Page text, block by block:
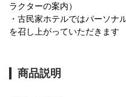
ラクターの案内）
・古民家ホテルではパーソナ
を召し上がっていただきます
商品説明